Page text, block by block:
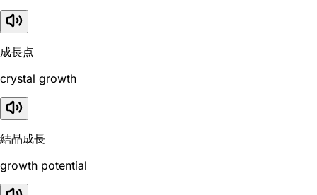
成長点
crystal growth
結晶成長
growth potential